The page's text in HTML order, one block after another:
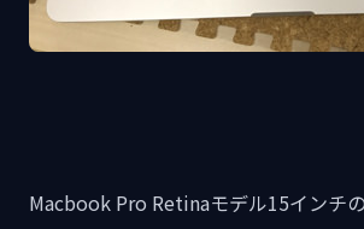
Macbook Pro Retinaモデル15インチ